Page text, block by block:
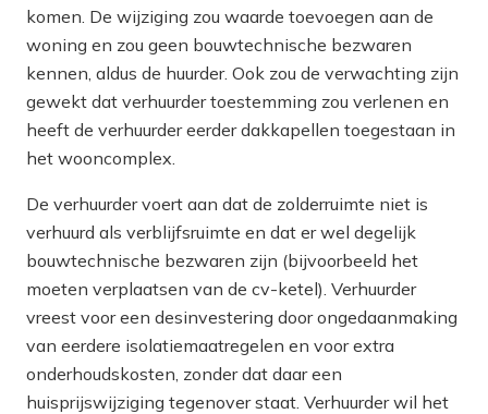
komen. De wijziging zou waarde toevoegen aan de
woning en zou geen bouwtechnische bezwaren
kennen, aldus de huurder. Ook zou de verwachting zijn
gewekt dat verhuurder toestemming zou verlenen en
heeft de verhuurder eerder dakkapellen toegestaan in
het wooncomplex.
De verhuurder voert aan dat de zolderruimte niet is
verhuurd als verblijfsruimte en dat er wel degelijk
bouwtechnische bezwaren zijn (bijvoorbeeld het
moeten verplaatsen van de cv-ketel). Verhuurder
vreest voor een desinvestering door ongedaanmaking
van eerdere isolatiemaatregelen en voor extra
onderhoudskosten, zonder dat daar een
huisprijswijziging tegenover staat. Verhuurder wil het